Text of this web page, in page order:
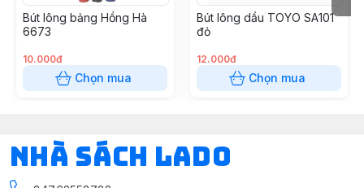
Bút lông bảng Hồng Hà
6673
10.000đ
Chọn mua
Bút lông dầu TOYO SA101
đỏ
12.000đ
Chọn mua
NHÀ SÁCH LADO